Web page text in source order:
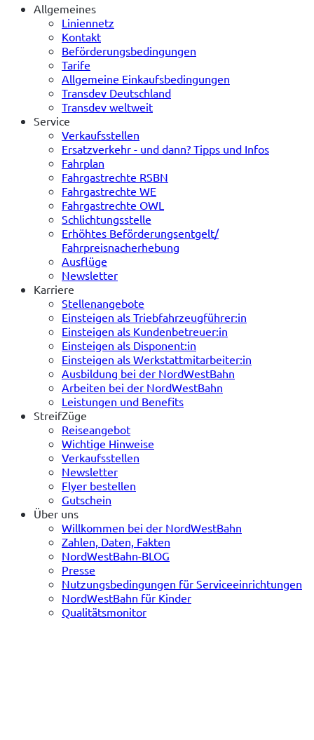
Allgemeines
Liniennetz
Kontakt
Beförderungsbedingungen
Tarife
Allgemeine Einkaufsbedingungen
Transdev Deutschland
Transdev weltweit
Service
Verkaufsstellen
Ersatzverkehr - und dann? Tipps und Infos
Fahrplan
Fahrgastrechte RSBN
Fahrgastrechte WE
Fahrgastrechte OWL
Schlichtungsstelle
Erhöhtes Beförderungsentgelt/
Fahrpreisnacherhebung
Ausflüge
Newsletter
Karriere
Stellenangebote
Einsteigen als Triebfahrzeugführer:in
Einsteigen als Kundenbetreuer:in
Einsteigen als Disponent:in
Einsteigen als Werkstattmitarbeiter:in
Ausbildung bei der NordWestBahn
Arbeiten bei der NordWestBahn
Leistungen und Benefits
StreifZüge
Reiseangebot
Wichtige Hinweise
Verkaufsstellen
Newsletter
Flyer bestellen
Gutschein
Über uns
Willkommen bei der NordWestBahn
Zahlen, Daten, Fakten
NordWestBahn-BLOG
Presse
Nutzungsbedingungen für Serviceeinrichtungen
NordWestBahn für Kinder
Qualitätsmonitor